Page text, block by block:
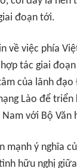
đoạn tới.
về việc phía
tác giai
của lãnh đạo
Lào để
với Bộ Văn
ý nghĩa
hữu nghị